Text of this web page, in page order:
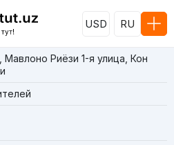
USD RU
Риёзи 1-я улица, Кон